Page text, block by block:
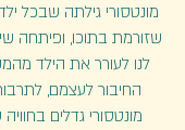
מונטסורי גילתה שבכל
שזורמת בתוכו,
לנו לעורר את הילד
החיבור לעצמם,
מונטסורי גדלים